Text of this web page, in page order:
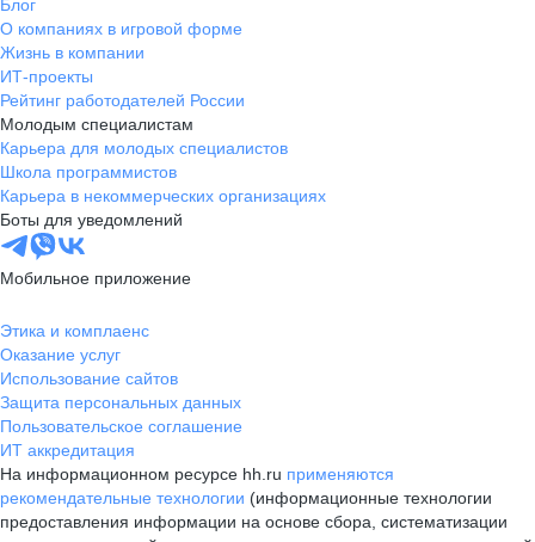
Блог
О компаниях в игровой форме
Жизнь в компании
ИТ-проекты
Рейтинг работодателей России
Молодым специалистам
Карьера для молодых специалистов
Школа программистов
Карьера в некоммерческих организациях
Боты для уведомлений
Мобильное приложение
Этика и комплаенс
Оказание услуг
Использование сайтов
Защита персональных данных
Пользовательское соглашение
ИТ аккредитация
На информационном ресурсе hh.ru применяются
рекомендательные технологии (информационные технологии
предоставления информации на основе сбора, систематизации